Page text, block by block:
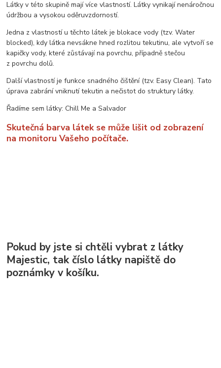
Látky v této skupině mají více vlastností. Látky vynikají nenáročnou
údržbou a vysokou oděruvzdorností.
Jedna z vlastností u těchto látek je blokace vody (tzv. Water
blocked), kdy látka nevsákne hned rozlitou tekutinu, ale vytvoří se
kapičky vody, které zůstávají na povrchu, případně stečou
z povrchu dolů.
Další vlastností je funkce snadného čištění (tzv. Easy Clean). Tato
úprava zabrání vniknutí tekutin a nečistot do struktury látky.
Řadíme sem látky: Chill Me a Salvador
Skutečná barva látek se může lišit od zobrazení
na monitoru Vašeho počítače.
Pokud by jste si chtěli vybrat z látky
Majestic, tak číslo látky napiště do
poznámky v košíku.